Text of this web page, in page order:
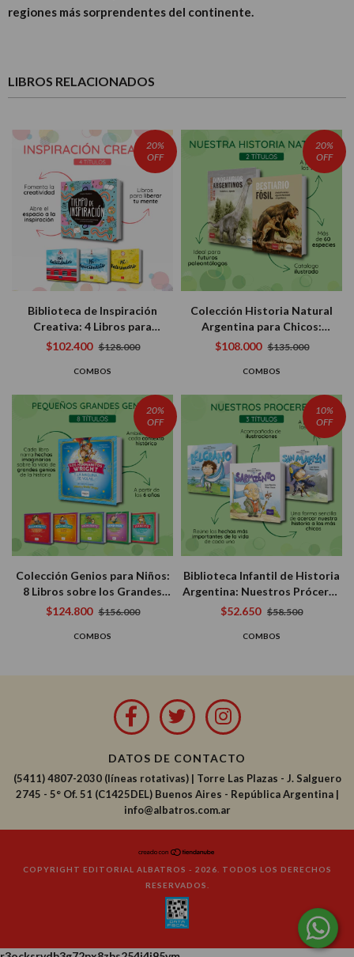
regiones más sorprendentes del continente.
LIBROS RELACIONADOS
20%
OFF
Biblioteca de Inspiración
Creativa: 4 Libros para
Despertar el Artista que
$102.400 $128.000
COMBOS
20%
OFF
Colección Historia Natural
Argentina para Chicos:
Dinosaurios y Bestias del
$108.000 $135.000
COMBOS
20%
OFF
Colección Genios para Niños:
8 Libros sobre los Grandes
Inventores y Científicos de la
$124.800 $156.000
COMBOS
10%
OFF
Biblioteca Infantil de Historia
Argentina: Nuestros Próceres
(San Martín, Belgrano y
$52.650 $58.500
COMBOS
DATOS DE CONTACTO
(5411) 4807-2030 (líneas rotativas)| Torre Las Plazas - J. Salguero
2745 - 5° Of. 51 (C1425DEL) Buenos Aires - República Argentina |
info@albatros.com.ar
COPYRIGHT EDITORIAL ALBATROS - 2026. TODOS LOS DERECHOS
RESERVADOS.